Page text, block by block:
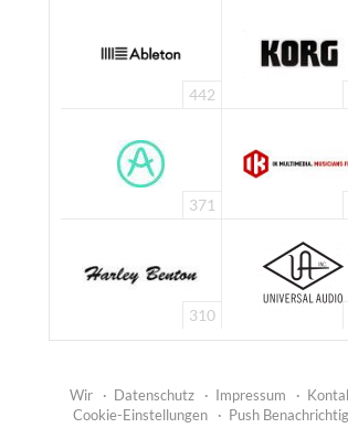
442
371
310
Wir · Datenschutz · Impressum ·
Cookie-Einstellungen
· Push